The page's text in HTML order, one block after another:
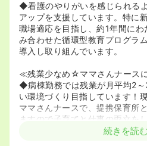
◆看護のやりがいを感じられる
アップを支援しています。特に
職場適応を目指し、約1年間に
み合わせた循環型教育プログラ
導入し取り組んでいます。
≪残業少なめ☆ママさんナース
◆病棟勤務では残業が月平均2
い環境づくり目指しています！
ママさんナースで、提携保育所
ますので子育てと仕事の両立を
続きを読む